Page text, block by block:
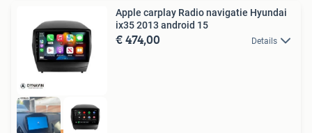
Apple carplay Radio navigatie Hyundai
ix35 2013 android 15
€ 474,00 Details